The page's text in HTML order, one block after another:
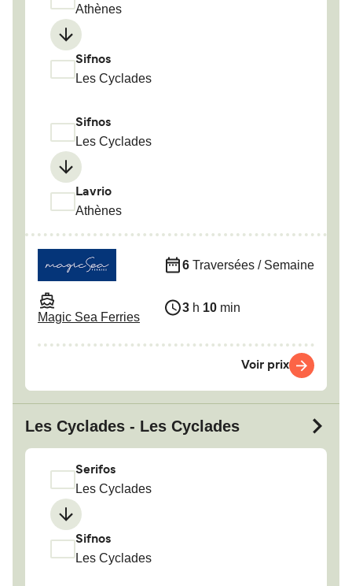
Athènes
Sifnos
Les Cyclades
Sifnos
Les Cyclades
Lavrio
Athènes
Magic Sea Ferries
6 Traversées / Semaine
3 h 10 min
Voir prix
Les Cyclades - Les Cyclades
Serifos
Les Cyclades
Sifnos
Les Cyclades